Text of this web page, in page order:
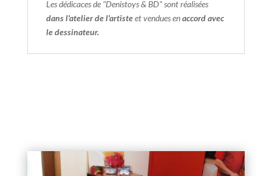
Les dédicaces de "Denistoys & BD" sont réalisées
dans l'atelier de l'artisteet vendues enaccord avec
le dessinateur.